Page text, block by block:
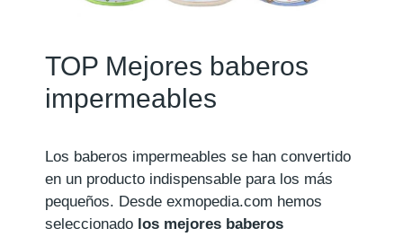
TOP Mejores baberos
impermeables
Los baberos impermeables se han convertido
en un producto indispensable para los más
pequeños. Desde exmopedia.com hemos
seleccionado los mejores baberos